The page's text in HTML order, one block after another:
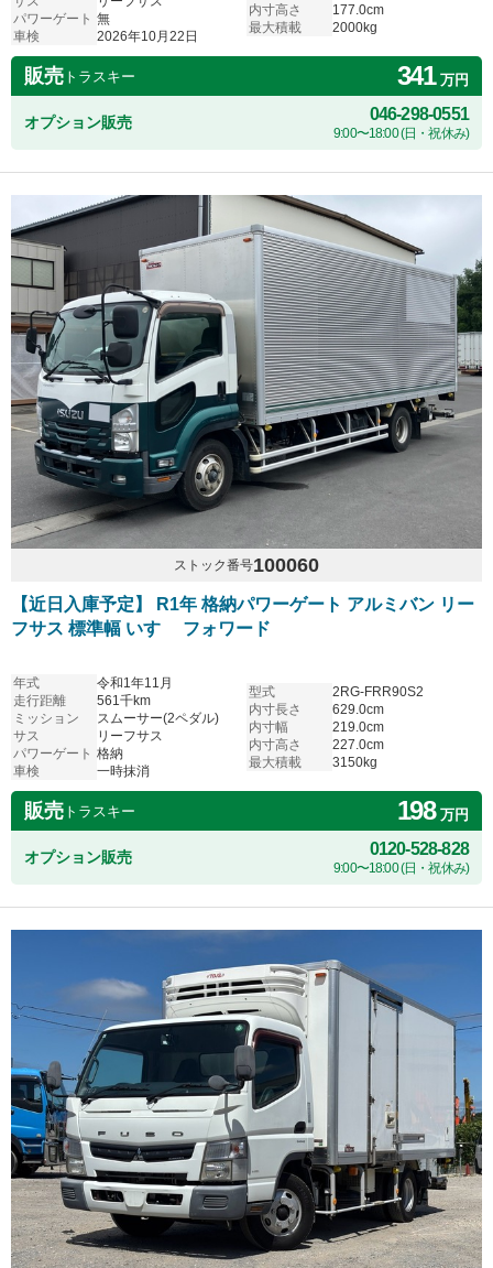
パワーゲート 無
車検
2026年10月22日
内寸高さ
177.0cm
最大積載
2000kg
販売 トラスキー 341万円
オプション販売 046-298-0551
9:00〜18:00 (日・祝休み)
ストック番号100060
【近日入庫予定】 R1年 格納パワーゲート アルミバン リー
フサス 標準幅 いすゞ フォワード
年式
令和1年11月
走行距離
561千km
ミッション
スムーサー(2ペダル)
サス
リーフサス
パワーゲート 格納
車検
一時抹消
型式
2RG-FRR90S2
内寸長さ
629.0cm
内寸幅
219.0cm
内寸高さ
227.0cm
最大積載
3150kg
販売 トラスキー 198万円
オプション販売 0120-528-828
9:00〜18:00 (日・祝休み)